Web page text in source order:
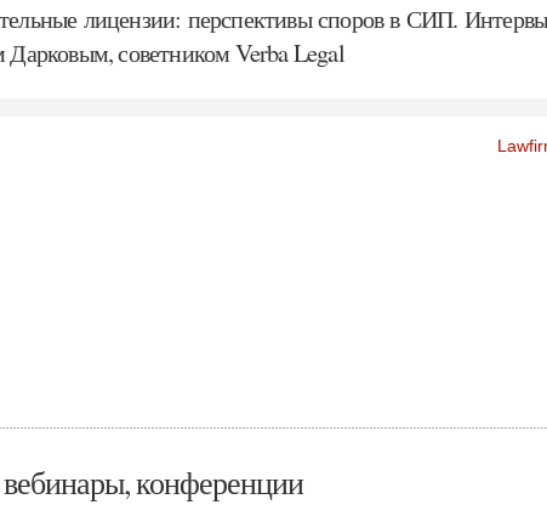
лицензии: перспективы споров в СИП.
Дарковым, советником Verba Legal
конференции